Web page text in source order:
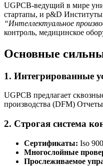
UGPCB-ведущий в мире
стартапы, и р&D
“Интеллектуальное
контроль, медицинское
Основные
1. Интегрированные
UGPCB предлагает
производства (DFM)
2. Строгая система
Сертификаты: Iso
Многослойные
Прослеживаемое